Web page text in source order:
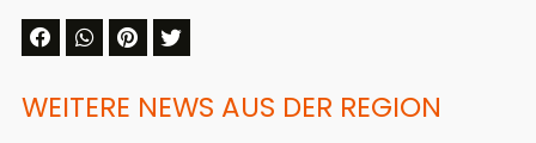
WEITERE NEWS AUS DER REGION